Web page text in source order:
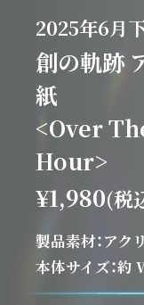
2025年6月
創の軌跡
紙
<Over
Hour>
¥1,980(税
製品素材：アク
本体サイズ：